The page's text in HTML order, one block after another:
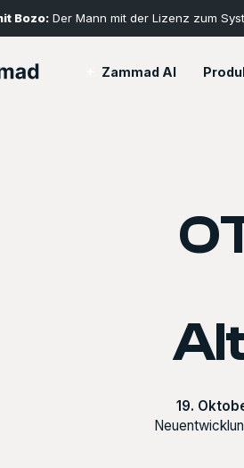
Bozo: Der Mann mit der Lizenz zum
Zammad AI
19.